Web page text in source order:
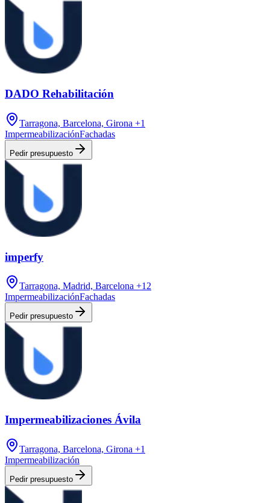
DADO Rehabilitación
Tarragona, Barcelona, Girona +1
ImpermeabilizaciónFachadas
Pedir presupuesto
imperfy
Tarragona, Madrid, Barcelona +12
ImpermeabilizaciónFachadas
Pedir presupuesto
Impermeabilizaciones Ávila
Tarragona, Barcelona, Girona +1
Impermeabilización
Pedir presupuesto